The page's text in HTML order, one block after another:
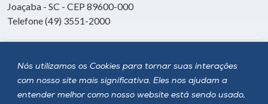
Nós utilizamos os Cookies para tornar suas interações
com nosso site mais significativa. Eles nos ajudam a
entender melhor como nosso website está sendo usado,
Joaçaba - SC - CEP 89600-000
Telefone (49) 3551-2000
Siga a Unoesc